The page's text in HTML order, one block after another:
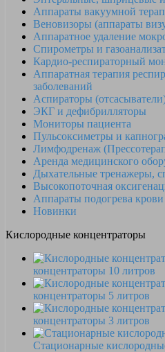
Аппараты вакуумной
Веновизоры (аппараты
Аппаратное удаление
Спирометры и
Кардио-респираторный
Аппаратная терапия
заболеваний
Аспираторы
ЭКГ и дефибрилляторы
Мониторы пациента
Пульсоксиметры и
Лимфодренаж
Аренда медицинского
Дыхательные тренажеры,
Высокопоточная
Аппараты подогрева
Новинки
Кислородные концентраторы
концентраторы 10 литров
концентраторы 5 литров
концентраторы 3 литров
Стационарные